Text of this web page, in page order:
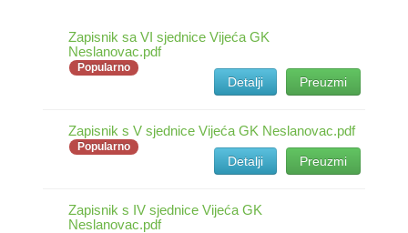
Zapisnik sa VI sjednice Vijeća GK
Neslanovac.pdf
Popularno
Preuzmi
Detalji
Zapisnik s V sjednice Vijeća GK Neslanovac.pdf
Popularno
Preuzmi
Detalji
Zapisnik s IV sjednice Vijeća GK
Neslanovac.pdf